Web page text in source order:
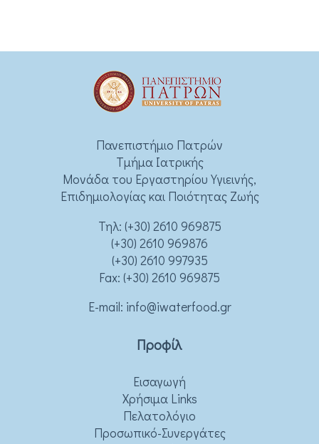
Πανεπιστήμιο Πατρών
Τμήμα Ιατρικής
Μονάδα του Εργαστηρίου Υγιεινής,
Επιδημιολογίας και Ποιότητας Ζωής
Τηλ: (+30) 2610 969875
(+30) 2610 969876
(+30) 2610 997935
Fax: (+30) 2610 969875
Ε-mail: info@iwaterfood.gr
Προφίλ
Εισαγωγή
Χρήσιμα Links
Πελατολόγιο
Προσωπικό-Συνεργάτες